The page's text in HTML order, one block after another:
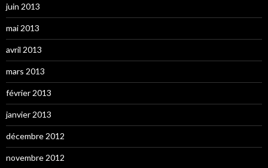
juin 2013
mai 2013
avril 2013
mars 2013
février 2013
janvier 2013
décembre 2012
novembre 2012